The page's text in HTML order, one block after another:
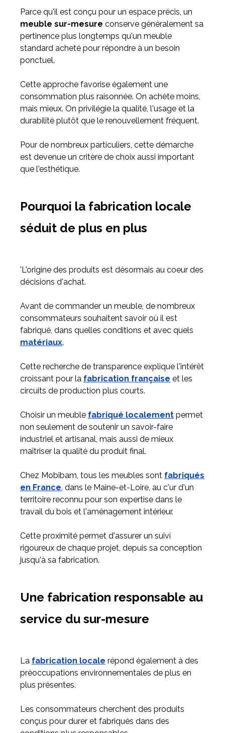
Parce qu'il est conçu pour un espace précis, un
meuble sur-mesure conserve généralement sa
pertinence plus longtemps qu'un meuble
standard acheté pour répondre à un besoin
ponctuel.
Cette approche favorise également une
consommation plus raisonnée. On achète moins,
mais mieux. On privilégie la qualité, l'usage et la
durabilité plutôt que le renouvellement fréquent.
Pour de nombreux particuliers, cette démarche
est devenue un critère de choix aussi important
que l'esthétique.
Pourquoi la fabrication locale
séduit de plus en plus
'L'origine des produits est désormais au coeur des
décisions d'achat.
Avant de commander un meuble, de nombreux
consommateurs souhaitent savoir où il est
fabriqué, dans quelles conditions et avec quels
matériaux.
Cette recherche de transparence explique l'intérêt
croissant pour la fabrication française et les
circuits de production plus courts.
Choisir un meuble fabriqué localement permet
non seulement de soutenir un savoir-faire
industriel et artisanal, mais aussi de mieux
maîtriser la qualité du produit final.
Chez Mobibam, tous les meubles sont fabriqués
en France, dans le Maine-et-Loire, au c'ur d'un
territoire reconnu pour son expertise dans le
travail du bois et l'aménagement intérieur.
Cette proximité permet d'assurer un suivi
rigoureux de chaque projet, depuis sa conception
jusqu'à sa fabrication.
Une fabrication responsable au
service du sur-mesure
La fabrication locale répond également à des
préoccupations environnementales de plus en
plus présentes.
Les consommateurs cherchent des produits
conçus pour durer et fabriqués dans des